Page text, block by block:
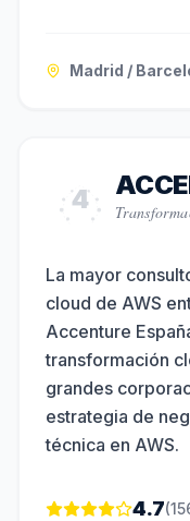
Madrid /
4
La mayor
cloud de AWS
Accenture
transformación
grandes
estrategia de
técnica en AWS.
4.7(